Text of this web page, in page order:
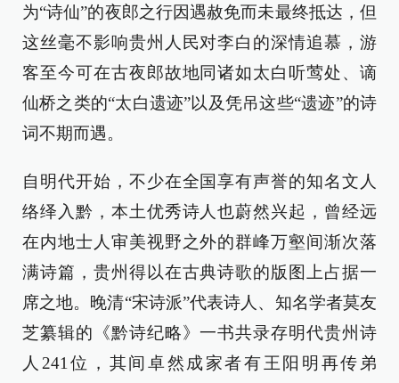
为“诗仙”的夜郎之行因遇赦免而未最终抵达，但
这丝毫不影响贵州人民对李白的深情追慕，游
客至今可在古夜郎故地同诸如太白听莺处、谪
仙桥之类的“太白遗迹”以及凭吊这些“遗迹”的诗
词不期而遇。
自明代开始，不少在全国享有声誉的知名文人
络绎入黔，本土优秀诗人也蔚然兴起，曾经远
在内地士人审美视野之外的群峰万壑间渐次落
满诗篇，贵州得以在古典诗歌的版图上占据一
席之地。晚清“宋诗派”代表诗人、知名学者莫友
芝纂辑的《黔诗纪略》一书共录存明代贵州诗
人241位，其间卓然成家者有王阳明再传弟